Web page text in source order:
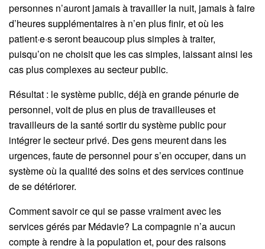
personnes n’auront jamais à travailler la nuit, jamais à faire
d’heures supplémentaires à n’en plus finir, et où les
patient·e·s seront beaucoup plus simples à traiter,
puisqu’on ne choisit que les cas simples, laissant ainsi les
cas plus complexes au secteur public.
Résultat : le système public, déjà en grande pénurie de
personnel, voit de plus en plus de travailleuses et
travailleurs de la santé sortir du système public pour
intégrer le secteur privé. Des gens meurent dans les
urgences, faute de personnel pour s’en occuper, dans un
système où la qualité des soins et des services continue
de se détériorer.
Comment savoir ce qui se passe vraiment avec les
services gérés par Médavie? La compagnie n’a aucun
compte à rendre à la population et, pour des raisons